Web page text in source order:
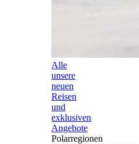
Alle
unsere
neuen
Reisen
und
exklusiven
Angebote
Polarregionen